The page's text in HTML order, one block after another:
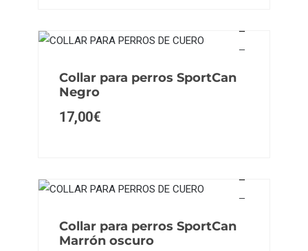
Collar para perros SportCan
Negro
17,00€
Collar para perros SportCan
Marrón oscuro